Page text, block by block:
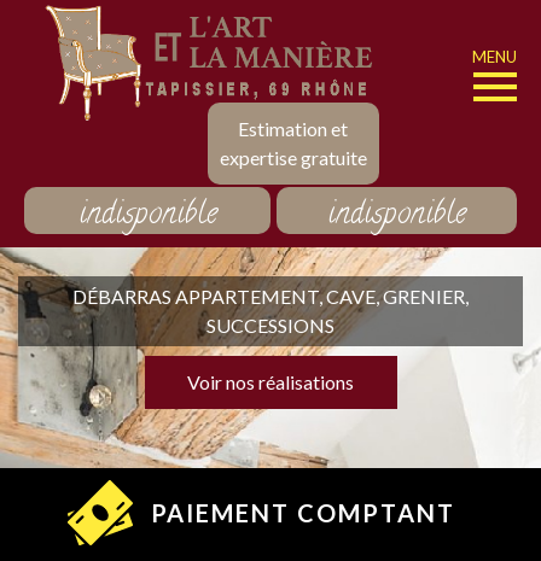
Estimation et
expertise gratuite
MENU
indisponible indisponible
DÉBARRAS APPARTEMENT, CAVE, GRENIER,
SUCCESSIONS
Voir nos réalisations
PAIEMENT COMPTANT